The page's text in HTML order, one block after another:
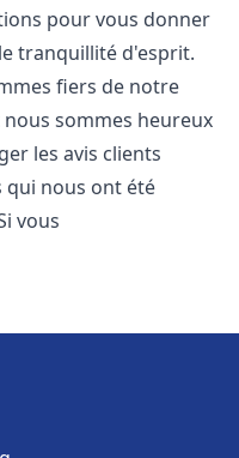
pour vous donner
tranquillité d'esprit.
fiers de notre
sommes heureux
les avis clients
qui nous ont été
vous